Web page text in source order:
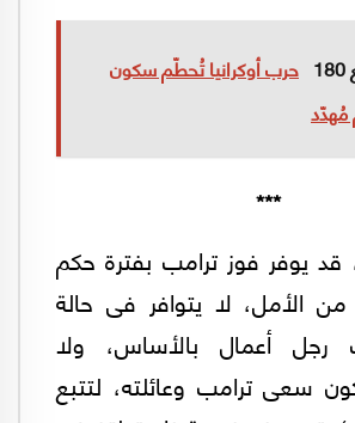
حرب أوكرانيا تُحطّم سكون
مُهدّد
***
يوفر فوز ترامب بفترة حكم
الأمل، لا يتوافر فى حالة
رجل أعمال بالأساس، ولا
سعى ترامب وعائلته، لتتبع